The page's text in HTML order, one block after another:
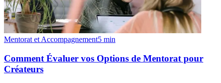
Mentorat et Accompagnement5 min
Comment Évaluer vos Options de Mentorat pour
Créateurs